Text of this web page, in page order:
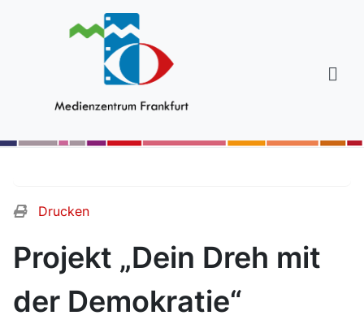
Drucken
Projekt „Dein Dreh mit
der Demokratie“